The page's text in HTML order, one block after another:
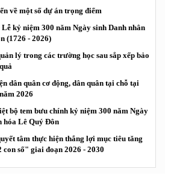
về một số dự án trọng điểm
kỷ niệm 300 năm Ngày sinh Danh nhân
(1726 - 2026)
lý trong các trường học sau sắp xếp bảo
dân quân cơ động, dân quân tại chỗ tại
2026
bộ tem bưu chính kỷ niệm 300 năm Ngày
hóa Lê Quý Đôn
tâm thực hiện thắng lợi mục tiêu tăng
số" giai đoạn 2026 - 2030